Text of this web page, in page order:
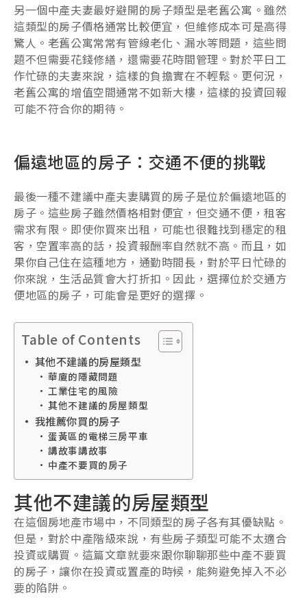
另一個中產夫妻最好避開的房子類型是老舊公寓。雖然
這類型的房子價格通常比較便宜，但維修成本可是高得
驚人。老舊公寓常常有管線老化、漏水等問題，這些問
題不但需要花錢修繕，還需要花時間管理。對於平日工
作忙碌的夫妻來說，這樣的負擔實在不輕鬆。更何況，
老舊公寓的增值空間通常不如新大樓，這樣的投資回報
可能不符合你的期待。
偏遠地區的房子：交通不便的挑戰
最後一種不建議中產夫妻購買的房子是位於偏遠地區的
房子。這些房子雖然價格相對便宜，但交通不便，租客
需求有限。即使你買來出租，可能也很難找到穩定的租
客，空置率高的話，投資報酬率自然就不高。而且，如
果你自己住在這種地方，通勤時間長，對於平日忙碌的
你來說，生活品質會大打折扣。因此，選擇位於交通方
便地區的房子，可能會是更好的選擇。
Table of Contents
其他不建議的房屋類型
華廈的隱藏問題
工業住宅的風險
其他不建議的房屋類型
我推薦你買的房子
蛋黃區的電梯三房平車
講故事講故事
中產不要買的房子
其他不建議的房屋類型
在這個房地產市場中，不同類型的房子各有其優缺點。
但是，對於中產階級來說，有些房子類型可能不太適合
投資或購買。這篇文章就要來跟你聊聊那些中產不要買
的房子，讓你在投資或置產的時候，能夠避免掉入不必
要的陷阱。